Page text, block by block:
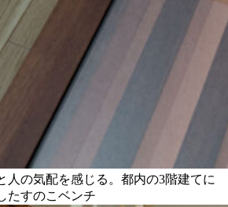
人の気配を感じる。都内の3階建てに
たすのこベンチ